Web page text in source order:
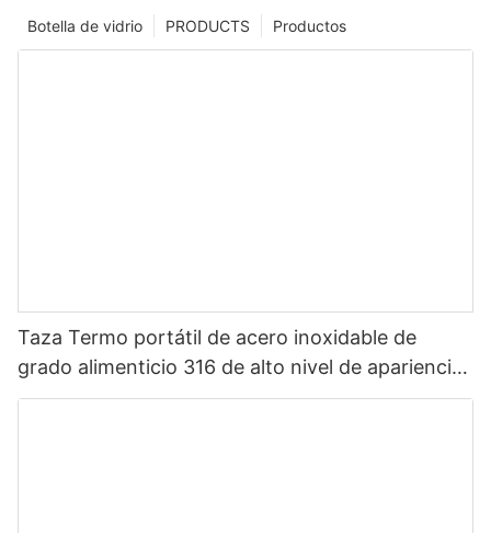
Productos
PRODUCTS
Botella de vidrio
Taza Termo portátil de acero inoxidable de
grado alimenticio 316 de alto nivel de apariencia
Sanrio de dibujos animados portátil para niños